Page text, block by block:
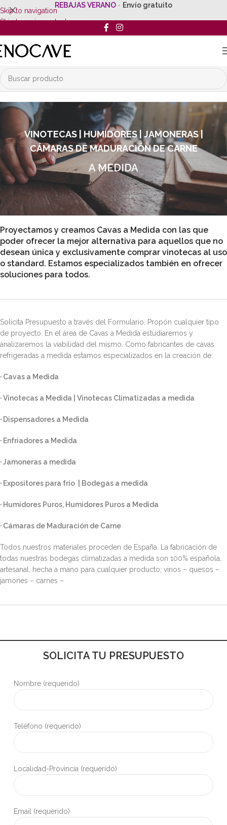
Skip to navigation
Skip to main content
REBAJAS VERANO - Envío gratuito
VINOTECAS | HUMIDORES | JAMONERAS |
CÁMARAS DE MADURACIÓN DE CARNE
A MEDIDA
Proyectamos y creamos Cavas a Medida con las que
poder ofrecer la mejor alternativa para aquellos que no
desean única y exclusivamente comprar vinotecas al uso
o standard. Estamos especializados también en ofrecer
soluciones para todos.
Solicita Presupuesto a través del Formulario. Propón cualquier tipo
de proyecto. En el área de Cavas a Medida estudiaremos y
analizaremos la viabilidad del mismo. Como fabricantes de cavas
refrigeradas a medida estamos especializados en la creación de:
· Cavas a Medida
·Vinotecas a Medida | Vinotecas Climatizadas a medida
· Dispensadores a Medida
· Enfriadores a Medida
·Jamoneras a medida
· Expositores para frío | Bodegas a medida
· Humidores Puros, Humidores Puros a Medida
· Cámaras de Maduración de Carne
Todos nuestros materiales proceden de España. La fabricación de
todas nuestras bodegas climatizadas a medida son 100% española,
artesanal, hecha a mano para cualquier producto; vinos – quesos –
jamones – carnes –
SOLICITA TU PRESUPUESTO
Nombre (requerido)
Teléfono (requerido)
Localidad-Provincia (requerido)
Email (requerido)